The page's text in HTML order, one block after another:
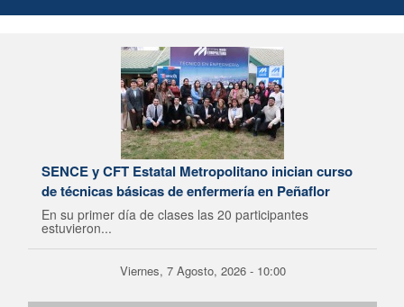
SENCE y CFT Estatal Metropolitano inician curso
de técnicas básicas de enfermería en Peñaflor
En su primer día de clases las 20 participantes
estuvieron...
Viernes, 7 Agosto, 2026 - 10:00